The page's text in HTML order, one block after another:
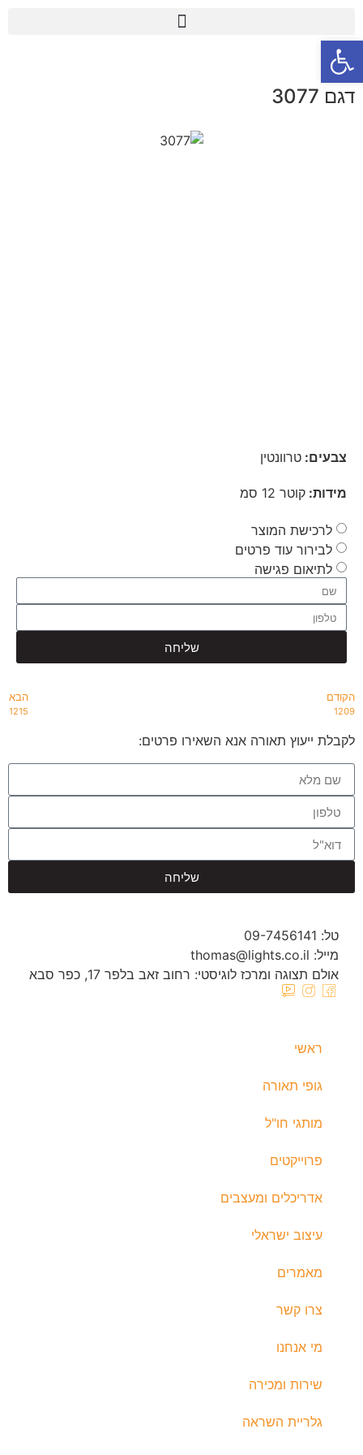
דגם 3077
צבעים: טרוונטין
מידות: קוטר 12 סמ
לרכישת המוצר
לבירור עוד פרטים
לתיאום פגישה
שליחה
הקודם
1209
הבא
1215
לקבלת ייעוץ תאורה אנא השאירו פרטים:
שליחה
טל: 09-7456141
מייל: thomas@lights.co.il‬
אולם תצוגה ומרכז לוגיסטי: רחוב זאב בלפר 17, כפר סבא
ראשי
גופי תאורה
מותגי חו"ל
פרוייקטים
אדריכלים ומעצבים
עיצוב ישראלי
מאמרים
צרו קשר
מי אנחנו
שירות ומכירה
גלריית השראה
פתח סרגל נגישות